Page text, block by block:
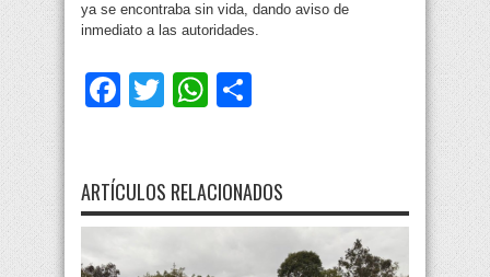
ya se encontraba sin vida, dando aviso de
inmediato a las autoridades.
Facebook
TwitterWhatsApp
ARTÍCULOS RELACIONADOS